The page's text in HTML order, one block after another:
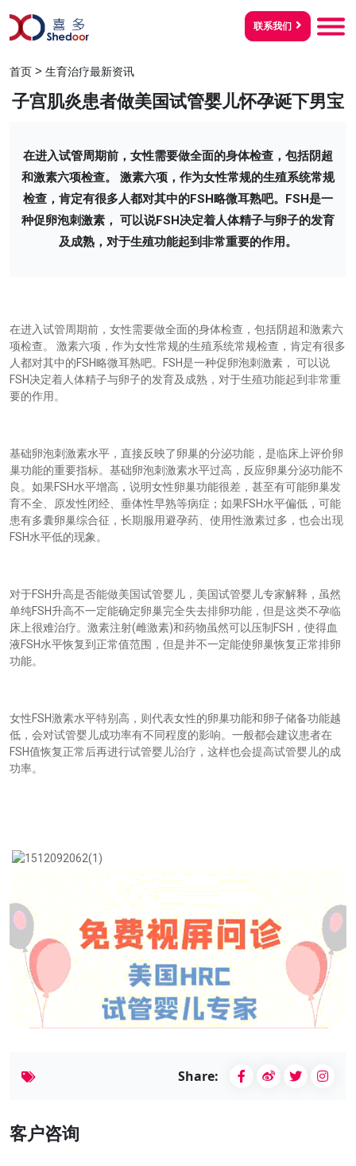
联系我们
首页 > 生育治疗最新资讯
子宫肌炎患者做美国试管婴儿怀孕诞下男宝
在进入试管周期前，女性需要做全面的身体检查，包括阴超
和激素六项检查。 激素六项，作为女性常规的生殖系统常规
检查，肯定有很多人都对其中的FSH略微耳熟吧。FSH是一
种促卵泡刺激素， 可以说FSH决定着人体精子与卵子的发育
及成熟，对于生殖功能起到非常重要的作用。
在进入试管周期前，女性需要做全面的身体检查，包括阴超和激素六
项检查。
激素六项，作为女性常规的生殖系统常规检查，肯定有很多
人都对其中的 FSH略微耳熟吧。 FSH是一种促卵泡刺激素， 可以说
FSH决定着人体精子与卵子的发育及成熟，对于生殖功能起到非常重
要的作用。
基础卵泡刺激素水平，直接反映了卵巢的分泌功能，是临床上评价卵
巢功能的重要指标。基础卵泡刺激素水平过高，反应卵巢分泌功能不
良。如果 FSH水平增高，说明女性卵巢功能很差，甚至有可能卵巢发
育不全、原发性闭经、垂体性早熟等病症；如果 FSH水平偏低，可能
患有多囊卵巢综合征，长期服用避孕药、使用性激素过多，也会出现
FSH水平低的现象。
对于FSH 升高是否能做美国试管婴儿，美国试管婴儿专家解释，虽然
单纯FSH 升高不一定能确定卵巢完全失去排卵功能，但是这类不孕临
床上很难治疗。激素注射(雌激素)和药物虽然可以压制 FSH ，使得血
液 FSH水平恢复到正常值范围，但是并不一定能使卵巢恢复正常排卵
功能。
女性 FSH激素水平特别高，则代表女性的卵巢功能和卵子储备功能越
低，会对试管婴儿成功率有不同程度的影响。一般都会建议患者在
FSH值恢复正常后再进行试管婴儿治疗，这样也会提高试管婴儿的成
功率。
Share:
客户咨询